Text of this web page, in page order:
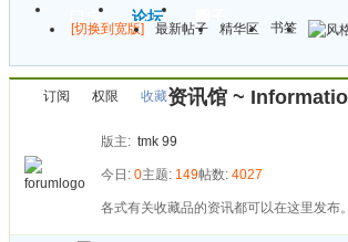
门户 论坛
[切换到宽版] 最新帖子 精华区
书签
订阅 权限 资讯馆 ~
收藏
版主: tmk 99
今日: 0主题: 149帖数: 4027
各式有关收藏品的资讯都可以在这里发布。